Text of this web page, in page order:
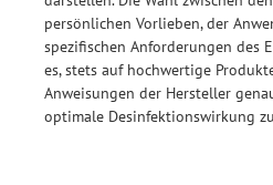
persönlichen Vorlieben, der
spezifischen Anforderungen des
es, stets auf hochwertige
Anweisungen der Hersteller
optimale Desinfektionswirkung